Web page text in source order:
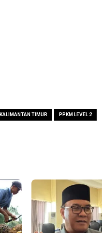
KALIMANTAN TIMUR PPKM LEVEL 2